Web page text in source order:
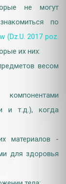
не могут
по
(Dz.U. 2017 poz.
их них:
весом
и т.д.), когда
материалов -
для здоровья